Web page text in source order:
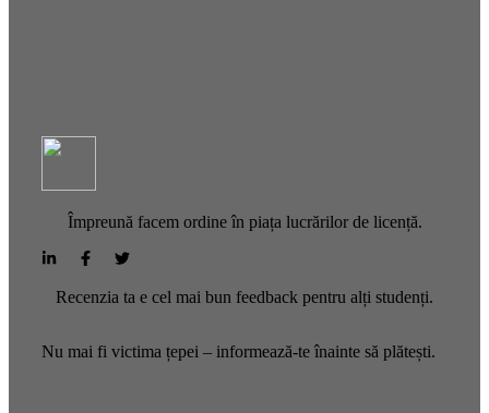
Împreună facem ordine în piața lucrărilor de licență.
Recenzia ta e cel mai bun feedback pentru alți studenți.
Nu mai fi victima țepei – informează-te înainte să plătești.